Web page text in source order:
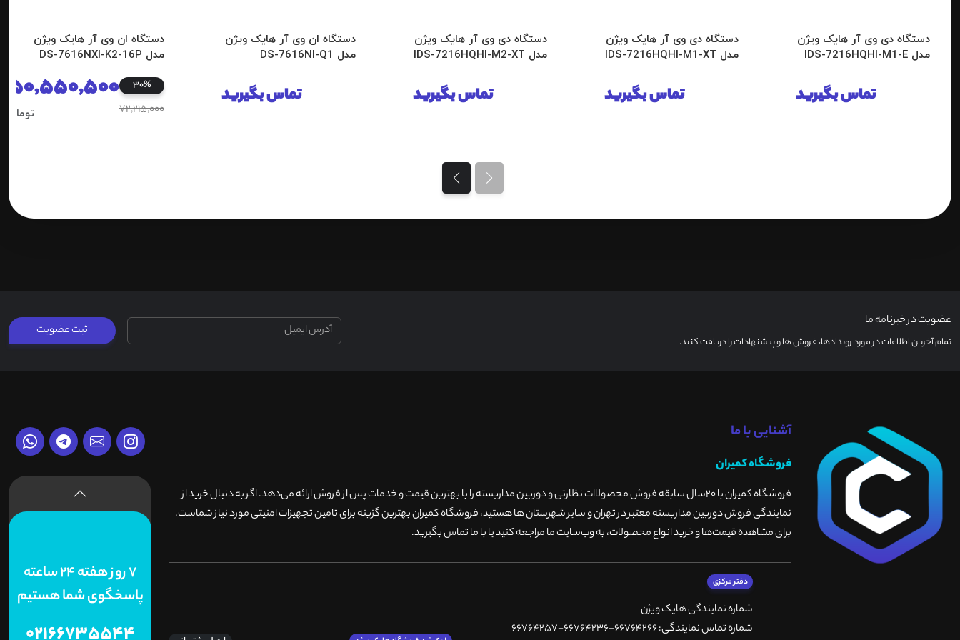
دستگاه دی وی آر هایک ویژن
مدل IDS-7216HQHI-M1-E
تماس بگیرید
دستگاه دی وی آر هایک ویژن
مدل IDS-7216HQHI-M1-XT
تماس بگیرید
دستگاه دی وی آر هایک ویژن
مدل IDS-7216HQHI-M2-XT
تماس بگیرید
دستگاه ان وی آر هایک ویژن
مدل DS-7616NI-Q1
تماس بگیرید
دستگاه ان وی آر هایک ویژن
مدل DS-7616NXI-K2-16P
30%
72,215,000
50,550,500
تومان
عضویت در خبرنامه ما
تمام آخرین اطلاعات در مورد رویدادها، فروش ها و پیشنهادات را دریافت کنید.
ثبت عضویت
آشنایی با ما
فروشگاه کمیران
فروشگاه کمیران با ۲۰سال سابقه فروش محصولاات نظارتی و دوربین مداربسته را با بهترین قیمت و خدمات پس از فروش ارائه می‌دهد. اگر به دنبال خرید از
نمایندگی فروش دوربین مداربسته معتبر در تهران و سایر شهرستان ها هستید، فروشگاه کمیران بهترین گزینه برای تامین تجهیزات امنیتی مورد نیاز شماست.
برای مشاهده قیمت‌ها و خرید انواع محصولات، به وب‌سایت ما مراجعه کنید یا با ما تماس بگیرید.
دفتر مرکزی
شماره نمایندگی هایک ویژن
شماره تماس نمایندگی: 66764266-66764236-66764257
7 روز هفته 24 ساعته
پاسخگوی شما هستیم